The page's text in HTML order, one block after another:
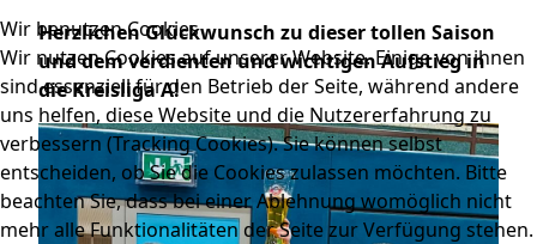
Herzlichen Glückwunsch zu dieser tollen Saison
und dem verdienten und wichtigen Aufstieg in
die Kreisliga A!
Wir benutzen Cookies
Wir nutzen Cookies auf unserer Website. Einige von ihnen
sind essenziell für den Betrieb der Seite, während andere
uns helfen, diese Website und die Nutzererfahrung zu
verbessern (Tracking Cookies). Sie können selbst
entscheiden, ob Sie die Cookies zulassen möchten. Bitte
beachten Sie, dass bei einer Ablehnung womöglich nicht
mehr alle Funktionalitäten der Seite zur Verfügung stehen.